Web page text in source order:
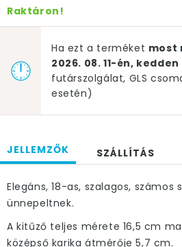
Raktáron!
Ha ezt a terméket most
2026. 08. 11-én, kedden
futárszolgálat, GLS
esetén)
JELLEMZŐK SZÁLLÍTÁS
Elegáns, 18-as, szalagos, számos
ünnepeltnek.
A kitűző teljes mérete 16,5 cm
középső karika átmérője 5,7 cm.